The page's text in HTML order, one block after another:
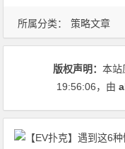
所属分类： 策略文章
版权声明：本站
19:56:06，由